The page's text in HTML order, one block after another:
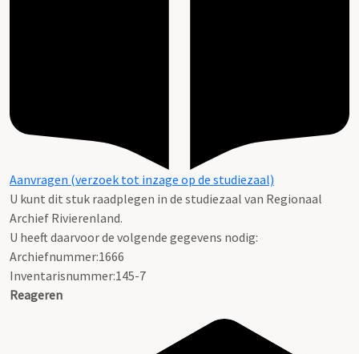
Aanvragen (verzoek tot inzage op de studiezaal)
U kunt dit stuk raadplegen in de studiezaal van Regionaal
Archief Rivierenland.
U heeft daarvoor de volgende gegevens nodig:
Archiefnummer:1666
Inventarisnummer:145-7
Reageren